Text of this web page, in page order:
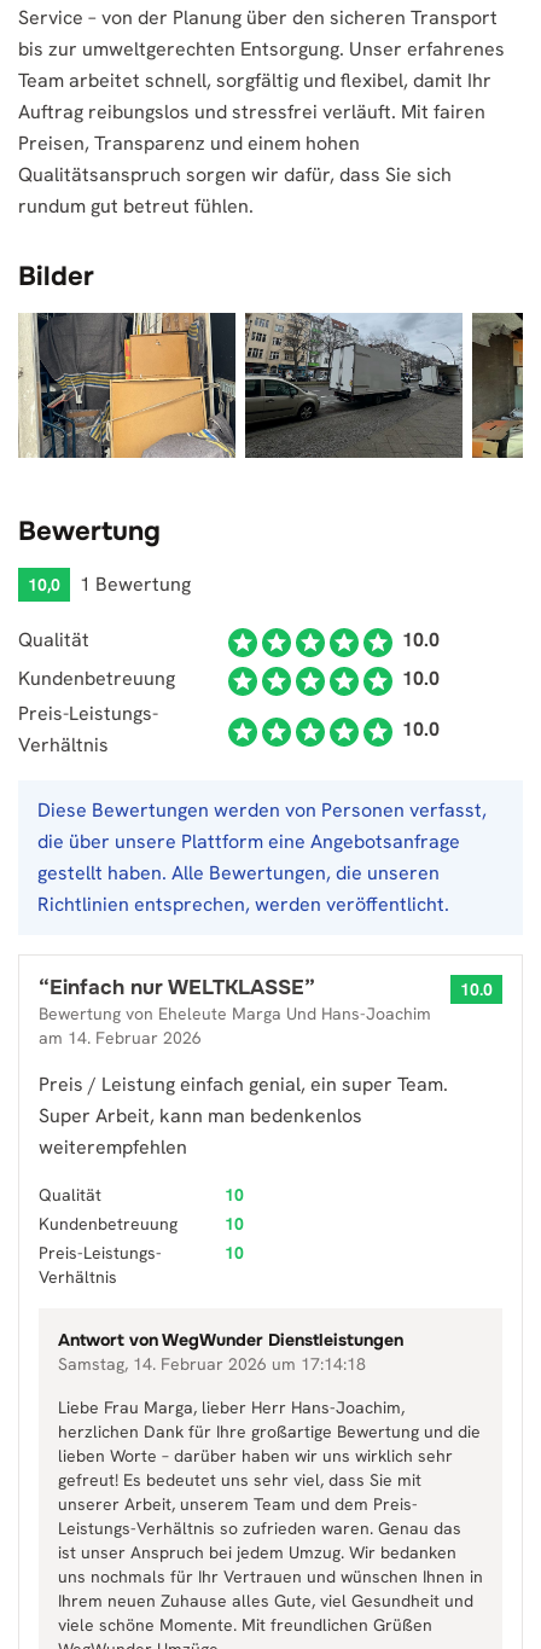
Service – von der Planung über den sicheren Transport
bis zur umweltgerechten Entsorgung. Unser erfahrenes
Team arbeitet schnell, sorgfältig und flexibel, damit Ihr
Auftrag reibungslos und stressfrei verläuft. Mit fairen
Preisen, Transparenz und einem hohen
Qualitätsanspruch sorgen wir dafür, dass Sie sich
rundum gut betreut fühlen.
Bilder
Bewertung
10,0 1 Bewertung
Qualität
10.0
Kundenbetreuung
10.0
Preis-Leistungs-
Verhältnis
10.0
Diese Bewertungen werden von Personen verfasst,
die über unsere Plattform eine Angebotsanfrage
gestellt haben. Alle Bewertungen, die unseren
Richtlinien entsprechen, werden veröffentlicht.
“Einfach nur WELTKLASSE”
Bewertung von Eheleute Marga Und Hans-Joachim
am 14. Februar 2026
10.0
Preis / Leistung einfach genial, ein super Team.
Super Arbeit, kann man bedenkenlos
weiterempfehlen
Qualität
10
Kundenbetreuung
10
Preis-Leistungs-
Verhältnis
10
Antwort vonWegWunder Dienstleistungen
Samstag, 14. Februar 2026 um 17:14:18
Liebe Frau Marga, lieber Herr Hans-Joachim,
herzlichen Dank für Ihre großartige Bewertung und die
lieben Worte – darüber haben wir uns wirklich sehr
gefreut! Es bedeutet uns sehr viel, dass Sie mit
unserer Arbeit, unserem Team und dem Preis-
Leistungs-Verhältnis so zufrieden waren. Genau das
ist unser Anspruch bei jedem Umzug. Wir bedanken
uns nochmals für Ihr Vertrauen und wünschen Ihnen in
Ihrem neuen Zuhause alles Gute, viel Gesundheit und
viele schöne Momente. Mit freundlichen Grüßen